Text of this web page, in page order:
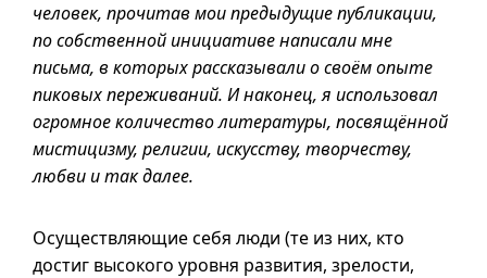
человек, прочитав мои предыдущие публикации,
по собственной инициативе написали мне
письма, в которых рассказывали о своём опыте
пиковых переживаний. И наконец, я использовал
огромное количество литературы, посвящённой
мистицизму, религии, искусству, творчеству,
любви и так далее.
Осуществляющие себя люди (те из них, кто
достиг высокого уровня развития, зрелости,